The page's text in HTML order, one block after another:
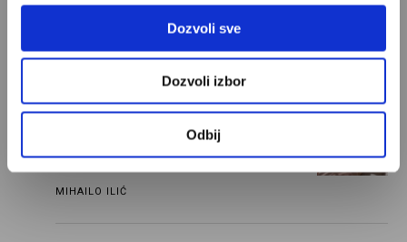
Dozvoli sve
Dozvoli izbor
Odbij
Odisej je u stvari negativac
Umesto heroja Trojanskog rata dobili smo
antiratnog heroja koji, uviđajući svoje greške i
učeći na njima, shvata da postoje stvari koje su
čak i pravde
MIHAILO ILIĆ